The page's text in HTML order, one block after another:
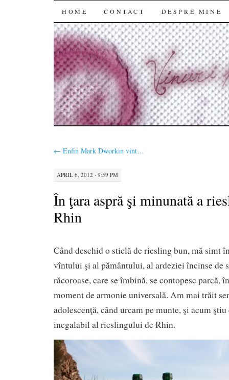
SKIP
TO
CONTENT
HOME CONTACT DESPRE MINE
← Enfin Mark Dworkin vint…
APRIL 6, 2012 · 9:59 PM
În ţara aspră şi minunată a
Rhin
Când deschid o sticlă de riesling bun, mă simt
vîntului şi al pământului, al ardeziei încinse de
răcoroase, care se îmbină, se contopesc parcă,
moment de armonie universală. Am mai trăit
adolescenţă, când urcam pe munte, şi acum
inegalabil al rieslingului de Rhin.